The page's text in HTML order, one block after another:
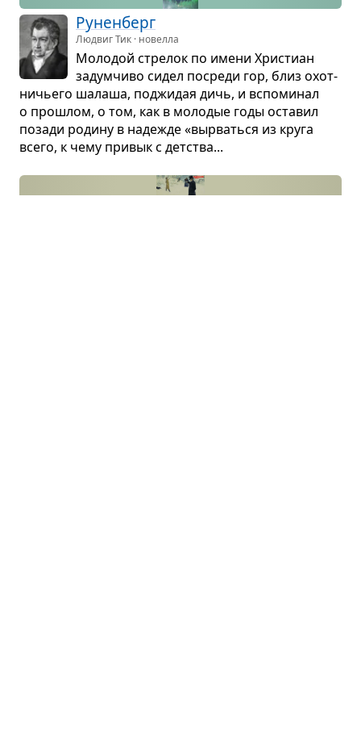
Рунен­берг
Людвиг Тик · новелла
Моло­дой стре­лок по имени Хри­стиан
задум­чиво сидел посреди гор, близ охот­
ни­чьего шалаша, под­жи­дая дичь, и вспо­ми­нал
о про­шлом, о том, как в моло­дые годы оста­вил
позади родину в наде­жде «вырваться из круга
всего, к чему при­вык с дет­ства...